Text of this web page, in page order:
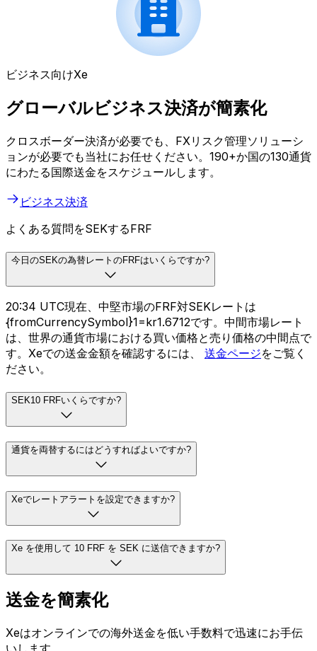
ビジネス向けXe
グローバルビジネス決済が簡素化
クロスボーダー決済が必要でも、FXリスク管理ソリューシ
ョンが必要でも当社にお任せください。190+か国の130通貨
にわたる国際送金をスケジュールします。
ビジネス決済
よくある質問をSEKするFRF
今日のSEKの為替レートのFRFはいくらですか?
20:34 UTC現在、中堅市場のFRF対SEKレートは
{fromCurrencySymbol}1=kr1.6712です。中間市場レート
は、世界の通貨市場における買い価格と売り価格の中間点で
す。Xeでの送金金額を確認するには、 送金ページをご覧く
ださい。
SEK10 FRFいくらですか?
通貨を両替するにはどうすればよいですか?
Xeでレートアラートを設定できますか?
Xe を使用して 10 FRF を SEK に送信できますか?
送金を簡素化
Xeはオンラインでの海外送金を低い手数料で迅速にお手伝